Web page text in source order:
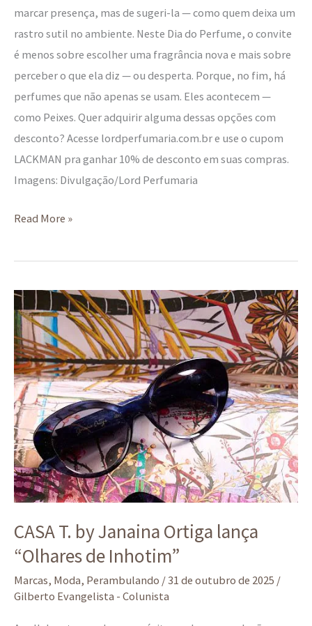
marcar presença, mas de sugeri-la — como quem deixa um
rastro sutil no ambiente. Neste Dia do Perfume, o convite
é menos sobre escolher uma fragrância nova e mais sobre
perceber o que ela diz — ou desperta. Porque, no fim, há
perfumes que não apenas se usam. Eles acontecem —
como Peixes. Quer adquirir alguma dessas opções com
desconto? Acesse lordperfumaria.com.br e use o cupom
LACKMAN pra ganhar 10% de desconto em suas compras.
Imagens: Divulgação/Lord Perfumaria
Read More »
CASA T. by Janaina Ortiga lança
“Olhares de Inhotim”
Marcas, Moda, Perambulando /31 de outubro de 2025 /
Gilberto Evangelista - Colunista
CASA
T.
by
Janaina
Ortiga
lança
“Olhares
de
Inhotim”